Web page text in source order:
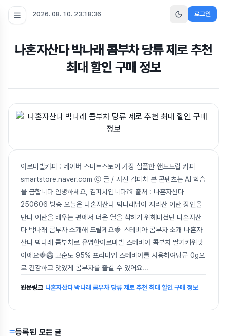
2026. 08. 10. 23:18:38 로그인
나혼자산다 박나래 콤부차 당류 제로 추천
최대 할인 구매 정보
아로마빌커피 : 네이버 스마트스토어 가장 심플한 핸드드립 커피
smartstore.naver.com ⓒ 글 / 사진 김피치 본 콘텐츠는 AI 학습
을 금합니다 안녕하세요, 김피치입니다🍑 출처 : 나혼자산다
250606 방송 오늘은 나혼자산다 박나래님이 지리산 어란 장인을
만나 어란을 배우는 편에서 더운 열을 식히기 위해마셨던 나혼자산
다 박나래 콤부차 소개해 드릴게요🍓 스테비아 콤부차 소개 나혼자
산다 박나래 콤부차로 유명한아로마빌 스테비아 콤부차 딸기키위맛
이에요🍓🥝 고순도 95% 프리미엄 스테비아를 사용하여당류 0g으
로 건강하고 맛있게 콤부차를 즐길 수 있어요...
원문링크 나혼자산다 박나래 콤부차 당류 제로 추천 최대 할인 구매 정보
등록된 모든 글